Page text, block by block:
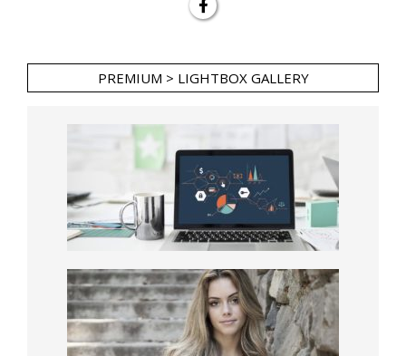
PREMIUM > LIGHTBOX GALLERY